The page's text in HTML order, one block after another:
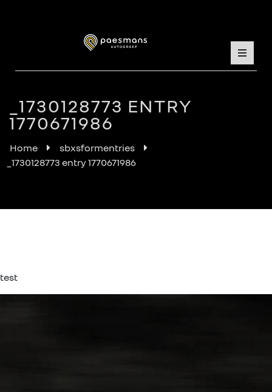
_1730128773 ENTRY
1770671986
Home
sbxsformentries
_1730128773 entry 1770671986
test